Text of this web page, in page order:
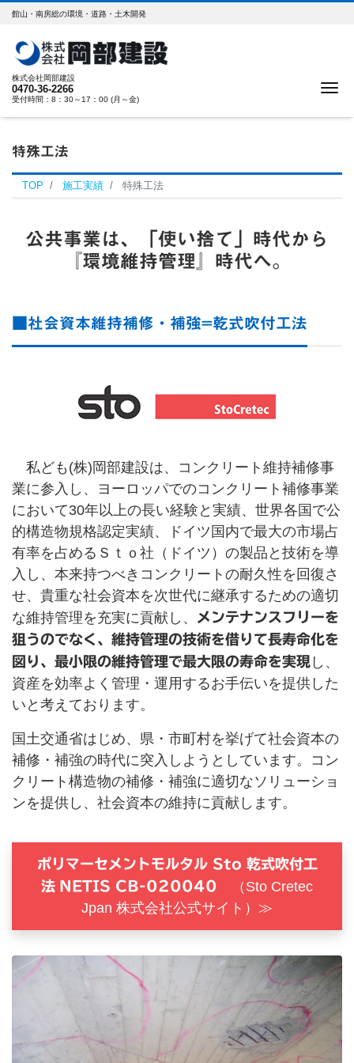
館山・南房総の環境・道路・土木開発
株式会社岡部建設
0470-36-2266
受付時間：8：30～17：00 (月～金)
特殊工法
TOP 施工実績 特殊工法
公共事業は、「使い捨て」時代から
『環境維持管理』時代へ。
■社会資本維持補修・補強=乾式吹付工法
私ども(株)岡部建設は、コンクリート維持補修事
業に参入し、ヨーロッパでのコンクリート補修事業
において30年以上の長い経験と実績、世界各国で公
的構造物規格認定実績、ドイツ国内で最大の市場占
有率を占めるＳｔｏ社（ドイツ）の製品と技術を導
入し、本来持つべきコンクリートの耐久性を回復さ
せ、貴重な社会資本を次世代に継承するための適切
な維持管理を充実に貢献し、
メンテナンスフリーを
狙うのでなく、維持管理の技術を借りて長寿命化を
図り、最小限の維持管理で最大限の寿命を実現 し、
資産を効率よく管理・運用するお手伝いを提供した
いと考えております。
国土交通省はじめ、県・市町村を挙げて社会資本の
補修・補強の時代に突入しようとしています。コン
クリート構造物の補修・補強に適切なソリューショ
ンを提供し、社会資本の維持に貢献します。
ポリマーセメントモルタル Sto 乾式吹付工
法 NETIS CB-020040
（Sto Cretec
Jpan 株式会社公式サイト）≫